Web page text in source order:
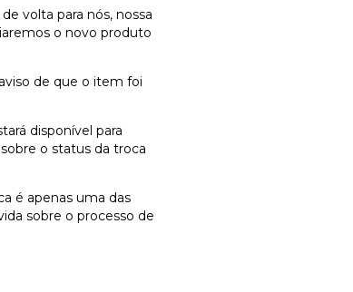
volta para nós, nossa
o novo produto
de que o item foi
disponível para
o status da troca
é apenas uma das
sobre o processo de